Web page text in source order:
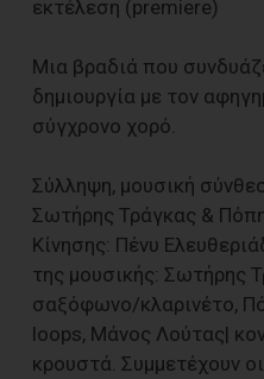
εκτέλεση (premiere)
Μια βραδιά που
δημιουργία με τον
σύγχρονο χορό.
Σύλληψη, μουσική
Σωτήρης Τράγκας &
Κίνησης: Πένυ
της μουσικής: Σωτήρης
σαξόφωνο/κλαρινέτο,
loops, Μάνος Λούτας|
κρουστά. Συμμετέχουν